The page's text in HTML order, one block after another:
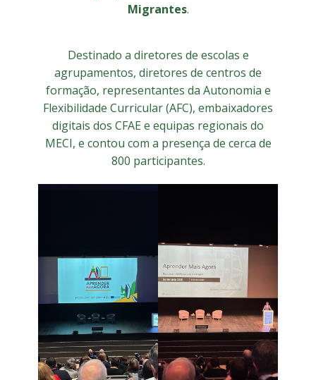
Migrantes.
Destinado a diretores de escolas e
agrupamentos, diretores de centros de
formação, representantes da Autonomia e
Flexibilidade Curricular (AFC), embaixadores
digitais dos CFAE e equipas regionais do
MECI, e contou com a presença de cerca de
800 participantes.